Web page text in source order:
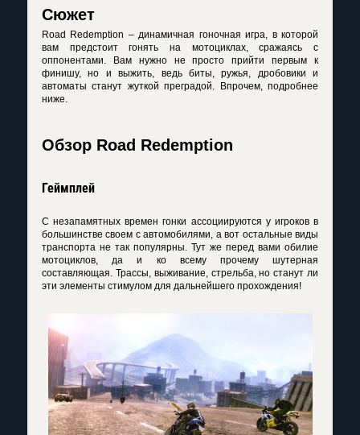
Сюжет
Road Redemption – динамичная гоночная игра, в которой
вам предстоит гонять на мотоциклах, сражаясь с
оппонентами. Вам нужно не просто прийти первым к
финишу, но и выжить, ведь биты, ружья, дробовики и
автоматы станут жуткой преградой. Впрочем, подробнее
ниже.
Обзор Road Redemption
Геймплей
С незапамятных времен гонки ассоциируются у игроков в
большинстве своем с автомобилями, а вот остальные виды
транспорта не так популярны. Тут же перед вами обилие
мотоциклов, да и ко всему прочему шутерная
составляющая. Трассы, выживание, стрельба, но станут ли
эти элементы стимулом для дальнейшего прохождения!